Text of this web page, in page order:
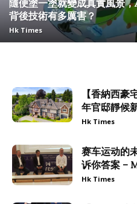
隨便塗一塗就變成真實風景
背後技術有多厲害？
Hk Times
【香納西
年官邸靜候
Hk Times
赛车运动的
诉你答案 –
Hk Times